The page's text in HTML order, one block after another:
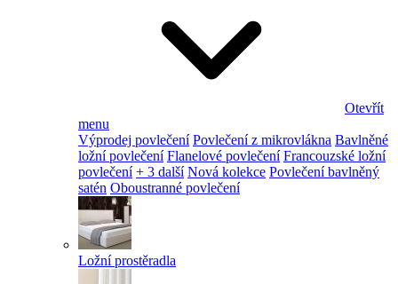
Otevřít
menu
Výprodej povlečení Povlečení z mikrovlákna Bavlněné
ložní povlečení Flanelové povlečení Francouzské ložní
povlečení + 3 další Nová kolekce Povlečení bavlněný
satén Oboustranné povlečení
Ložní prostěradla